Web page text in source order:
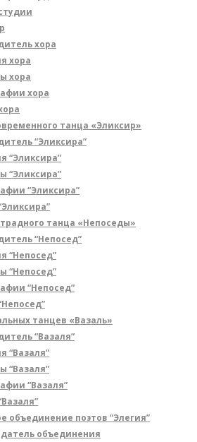
хора
хора
хора
хора
танца «Эликсир»
“Эликсира”
“Эликсира”
“Эликсира”
“Эликсира”
танца «Непоседы»
“Непосед”
“Непосед”
“Непосед”
“Непосед”
танцев «Вазаль»
“Вазаля”
“Вазаля”
“Вазаля”
“Вазаля”
объединение поэтов “Элегия”
объединения